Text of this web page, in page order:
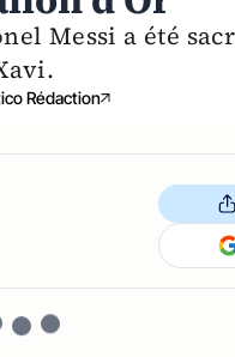
Messi a été
Rédaction